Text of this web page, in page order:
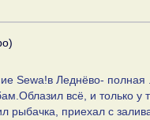
Sewa!в Леднёво-
всё, и только
рыбачка, приехал с